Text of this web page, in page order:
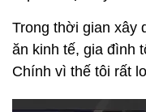
Trong thời gian xây
ăn kinh tế, gia đình
Chính vì thế tôi rất